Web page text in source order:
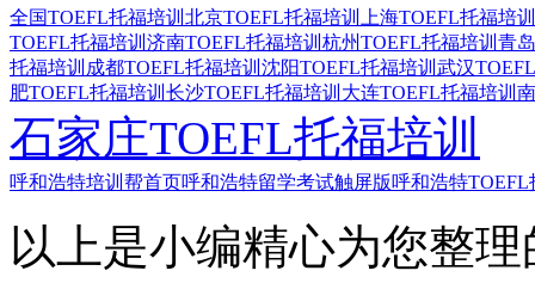
全国TOEFL托福培训 北京TOEFL托福培训
上海TOEFL托福培训
TOEFL托福培训 济南TOEFL托福培训 杭州TOEFL托福培训 青
托福培训 成都TOEFL托福培训 沈阳TOEFL托福培训 武汉
肥TOEFL托福培训 长沙TOEFL托福培训 大连TOEFL托福培训
石家庄TOEFL托福培训
呼和浩特培训帮首页呼和浩特留学考试触屏版呼和浩特
以上是小编精心为您整